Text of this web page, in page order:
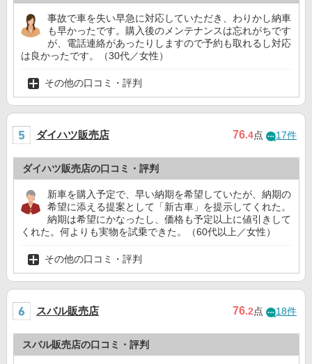
事故で車を失い早急に対応していただき、わりかし納車
も早かったです。購入後のメンテナンスは忘れがちです
が、電話連絡があったりしますので予約も取れるし対応
は良かったです。（30代／女性）
その他の口コミ・評判
ダイハツ販売店 76.4点 17件
ダイハツ販売店の口コミ・評判
新車を購入予定で、早い納期を希望していたが、納期の
希望に添える提案として「新古車」を提示してくれた。
納期は希望にかなったし、価格も予定以上に値引きして
くれた。何よりも実物を試乗できた。（60代以上／女性）
その他の口コミ・評判
スバル販売店 76.2点 18件
スバル販売店の口コミ・評判